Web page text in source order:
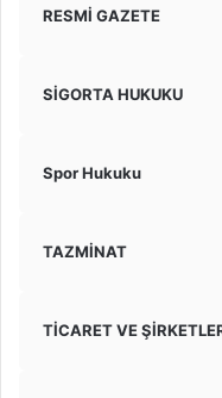
RESMİ GAZETE
SİGORTA HUKUKU
Spor Hukuku
TAZMİNAT
TİCARET VE